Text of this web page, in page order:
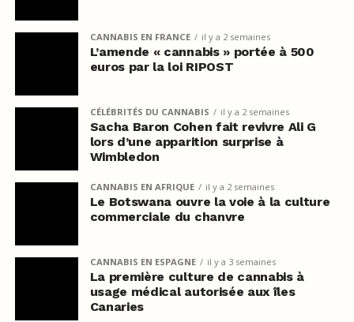
CANNABIS EN FRANCE il y a 2 semaines
L’amende « cannabis » portée à 500
euros par la loi RIPOST
CÉLÉBRITÉS DU CANNABIS il y a 2 semaines
Sacha Baron Cohen fait revivre Ali G
lors d’une apparition surprise à
Wimbledon
CANNABIS EN AFRIQUE il y a 2 semaines
Le Botswana ouvre la voie à la culture
commerciale du chanvre
CANNABIS EN ESPAGNE il y a 3 semaines
La première culture de cannabis à
usage médical autorisée aux îles
Canaries